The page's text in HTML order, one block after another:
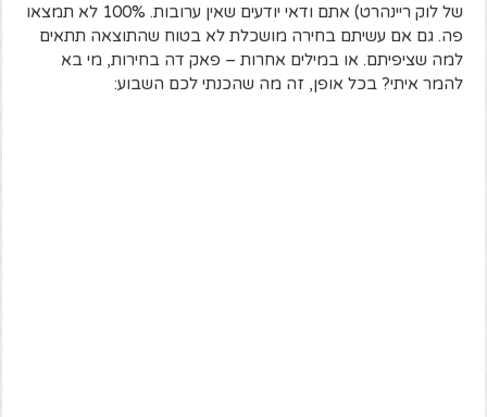
של לוק ריינהרט) אתם ודאי יודעים שאין ערובות. 100% לא תמצאו
פה. גם אם עשיתם בחירה מושכלת לא בטוח שהתוצאה תתאים
למה שציפיתם. או במילים אחרות – פאק דה בחירות, מי בא
להמר איתי? בכל אופן, זה מה שהכנתי לכם השבוע: